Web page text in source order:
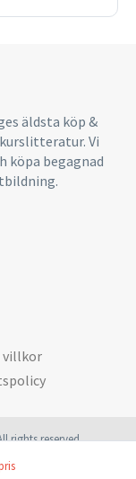
äldsta köp &
Vi
köpa begagnad
villkor
rights reserved.